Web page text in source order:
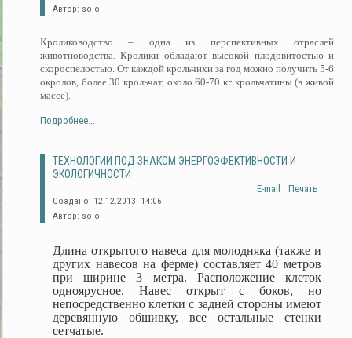
Автор: solo
Кролиководство – одна из перспективных отраслей
животноводства. Кролики обладают высокой плодовитостью и
скороспелостью. От каждой крольчихи за год можно получить 5-6
окролов, более 30 крольчат, около 60-70 кг крольчатины (в живой
массе).
Подробнее...
ТЕХНОЛОГИИ ПОД ЗНАКОМ ЭНЕРГОЭФЕКТИВНОСТИ И
ЭКОЛОГИЧНОСТИ
Печать
E-mail
Создано: 12.12.2013, 14:06
Автор: solo
Длина открытого навеса для молодняка (также и
других навесов на ферме) составляет 40 метров
при ширине 3 метра. Расположение клеток
одноярусное. Навес открыт с боков, но
непосредственно клетки с задней стороны имеют
деревянную обшивку, все остальные стенки
сетчатые.